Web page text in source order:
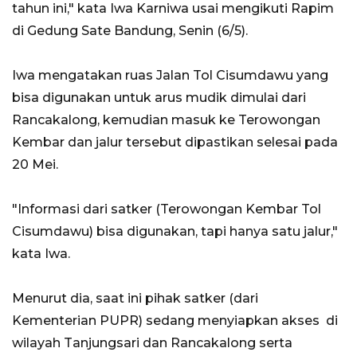
tahun ini," kata Iwa Karniwa usai mengikuti Rapim
di Gedung Sate Bandung, Senin (6/5).
Iwa mengatakan ruas Jalan Tol Cisumdawu yang
bisa digunakan untuk arus mudik dimulai dari
Rancakalong, kemudian masuk ke Terowongan
Kembar dan jalur tersebut dipastikan selesai pada
20 Mei.
"Informasi dari satker (Terowongan Kembar Tol
Cisumdawu) bisa digunakan, tapi hanya satu jalur,"
kata Iwa.
Menurut dia, saat ini pihak satker (dari
Kementerian PUPR) sedang menyiapkan akses di
wilayah Tanjungsari dan Rancakalong serta